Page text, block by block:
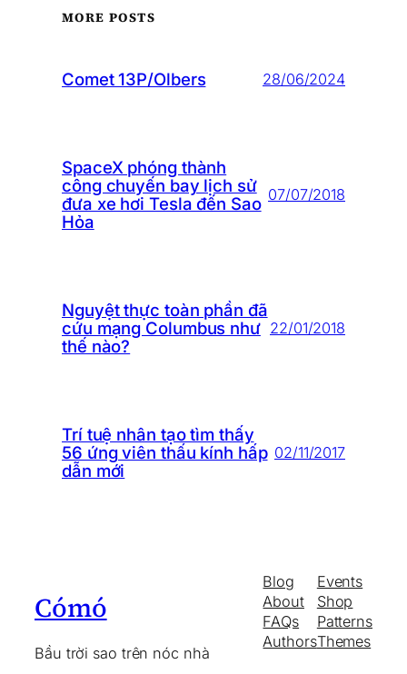
MORE POSTS
Comet 13P/Olbers 28/06/2024
SpaceX phóng thành
công chuyến bay lịch sử
đưa xe hơi Tesla đến Sao
Hỏa
07/07/2018
Nguyệt thực toàn phần đã
cứu mạng Columbus như
thế nào?
22/01/2018
Trí tuệ nhân tạo tìm thấy
56 ứng viên thấu kính hấp
dẫn mới
02/11/2017
Cómó
Bầu trời sao trên nóc nhà
Blog
About
FAQs
Authors
Events
Shop
Patterns
Themes